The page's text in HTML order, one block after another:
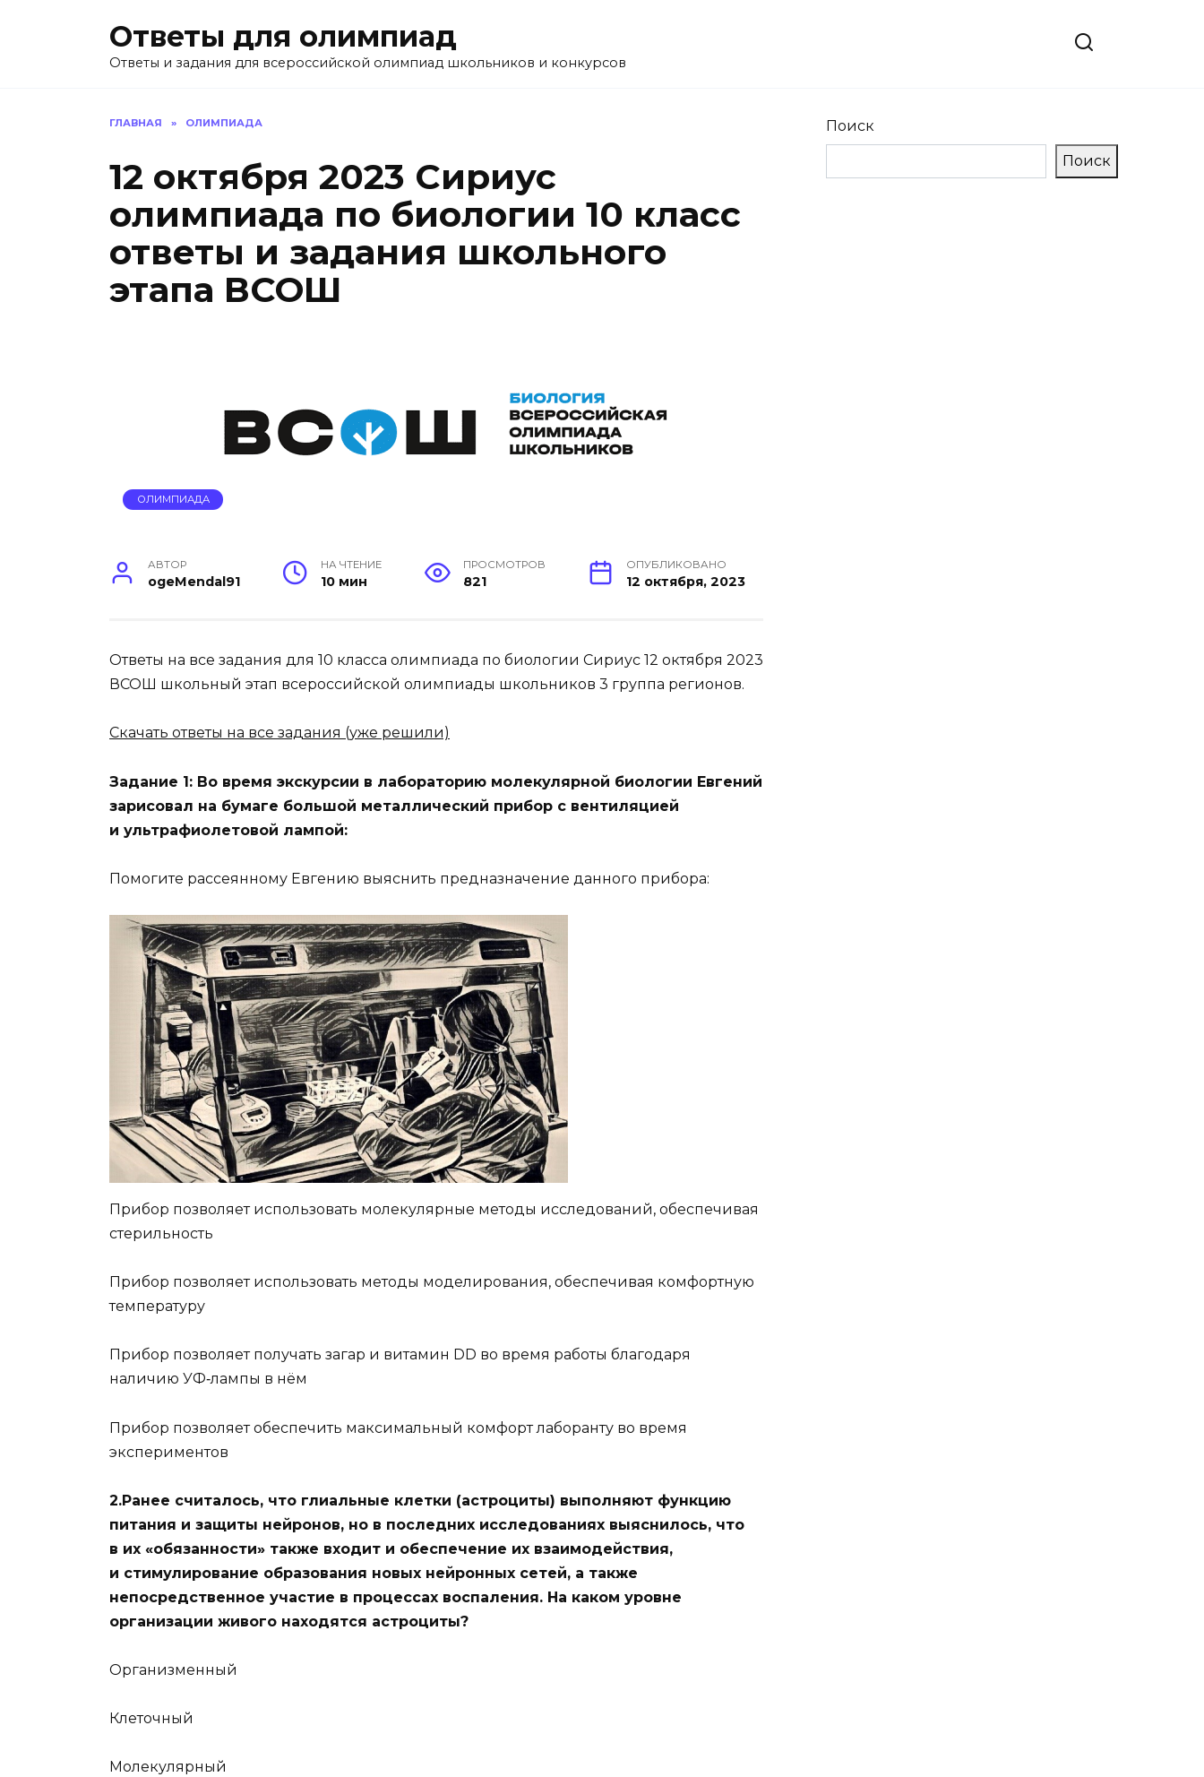
Ответы для олимпиад
Ответы и задания для всероссийской олимпиад школьников и конкурсов
ГЛАВНАЯ » ОЛИМПИАДА
12 октября 2023 Сириус
олимпиада по биологии 10 класс
ответы и задания школьного
этапа ВСОШ
ОЛИМПИАДА
АВТОР
ogeMendal91
НА ЧТЕНИЕ
10 мин
ПРОСМОТРОВ
821
ОПУБЛИКОВАНО
12 октября, 2023
Ответы на все задания для 10 класса олимпиада по биологии Сириус 12 октября 2023
ВСОШ школьный этап всероссийской олимпиады школьников 3 группа регионов.
Скачать ответы на все задания (уже решили)
Задание 1: Во время экскурсии в лабораторию молекулярной биологии Евгений
зарисовал на бумаге большой металлический прибор с вентиляцией
и ультрафиолетовой лампой:
Помогите рассеянному Евгению выяснить предназначение данного прибора:
Прибор позволяет использовать молекулярные методы исследований, обеспечивая
стерильность
Прибор позволяет использовать методы моделирования, обеспечивая комфортную
температуру
Прибор позволяет получать загар и витамин DD во время работы благодаря
наличию УФ‑лампы в нём
Прибор позволяет обеспечить максимальный комфорт лаборанту во время
экспериментов
2.Ранее считалось, что глиальные клетки (астроциты) выполняют функцию
питания и защиты нейронов, но в последних исследованиях выяснилось, что
в их «обязанности» также входит и обеспечение их взаимодействия,
и стимулирование образования новых нейронных сетей, а также
непосредственное участие в процессах воспаления. На каком уровне
организации живого находятся астроциты?
Организменный
Клеточный
Молекулярный
Поиск
Поиск